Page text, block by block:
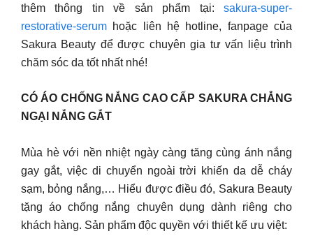
thêm thông tin về sản phẩm tại: sakura-super-
restorative-serum hoặc liên hệ hotline, fanpage của
Sakura Beauty để được chuyên gia tư vấn liệu trình
chăm sóc da tốt nhất nhé!
CÓ ÁO CHỐNG NẮNG CAO CẤP SAKURA CHẲNG
NGẠI NẮNG GẮT
Mùa hè với nền nhiệt ngày càng tăng cùng ánh nắng
gay gắt, việc di chuyển ngoài trời khiến da dễ cháy
sạm, bỏng nắng,… Hiểu được điều đó, Sakura Beauty
tặng áo chống nắng chuyên dụng dành riêng cho
khách hàng. Sản phẩm độc quyền với thiết kế ưu việt: